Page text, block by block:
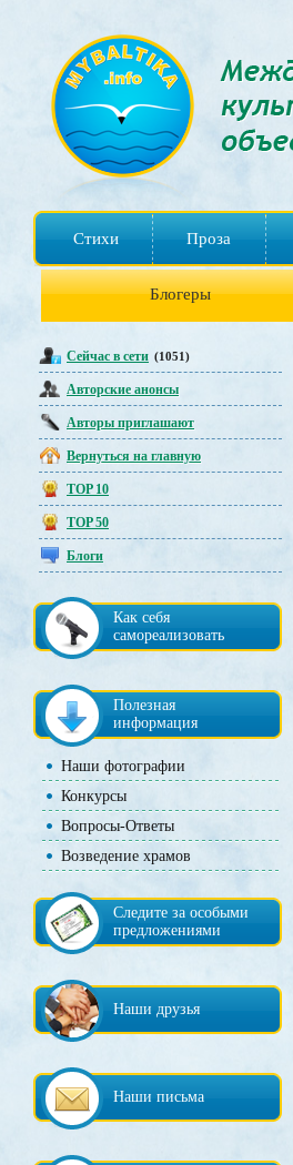
Стихи Проза
Блогеры
Сейчас в сети (1051)
Авторские анонсы
Авторы приглашают
Вернуться на главную
TOP 10
TOP 50
Блоги
Как себя
самореализовать
Полезная
информация
Наши фотографии
Конкурсы
Вопросы-Ответы
Возведение храмов
Следите за особыми
предложениями
Наши друзья
Наши письма